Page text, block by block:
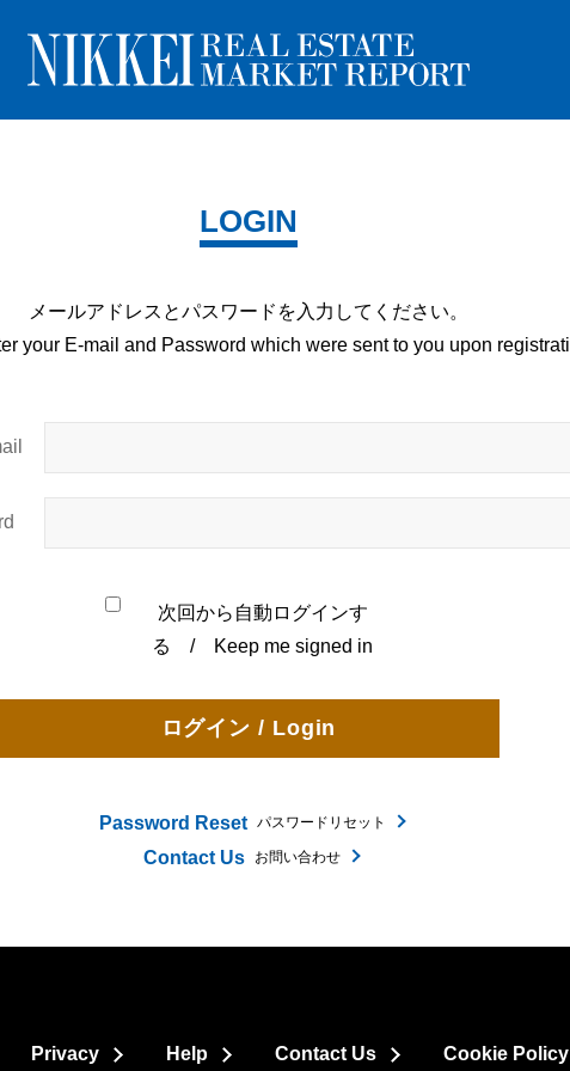
LOGIN
メールアドレスとパスワードを 入力してください。
your E-mail and Password which were sent to you upon
次回から自動ログインす
る / Keep me signed in
Password Reset パスワードリセット
Contact Us お問い合わせ
Privacy Help Contact Us Cookie Policy